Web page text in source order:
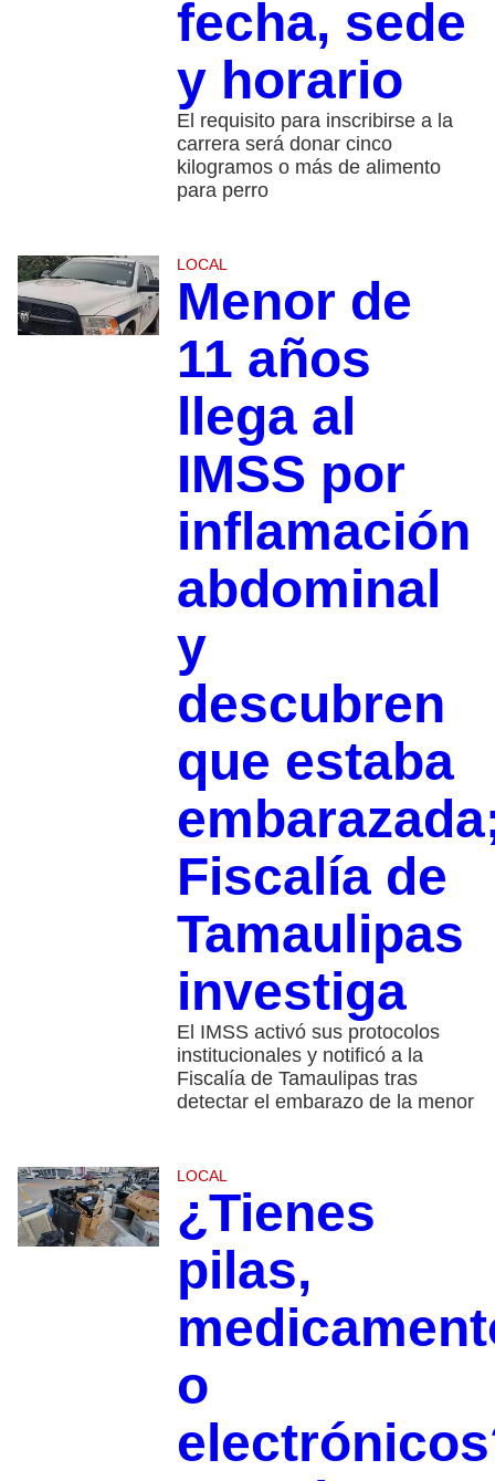
fecha, sede
y horario
El requisito para inscribirse a la
carrera será donar cinco
kilogramos o más de alimento
para perro
LOCAL
Menor de
11 años
llega al
IMSS por
inflamación
abdominal
y
descubren
que estaba
Fiscalía de
Tamaulipas
investiga
El IMSS activó sus protocolos
institucionales y notificó a la
Fiscalía de Tamaulipas tras
detectar el embarazo de la menor
LOCAL
¿Tienes
pilas,
o